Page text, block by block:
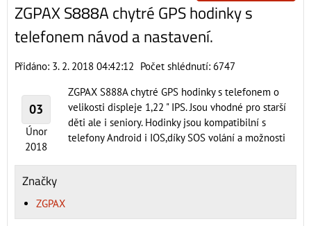
ZGPAX S888A chytré GPS hodinky s
telefonem návod a nastavení.
Přidáno: 3. 2. 2018 04:42:12 Počet shlédnutí: 6747
03
Únor
2018
Značky
ZGPAX
ZGPAX S888A chytré GPS hodinky s telefonem o
velikosti displeje 1,22 " IPS. Jsou vhodné pro starší
děti ale i seniory. Hodinky jsou kompatibilní s
telefony Android i IOS,díky SOS volání a možnosti